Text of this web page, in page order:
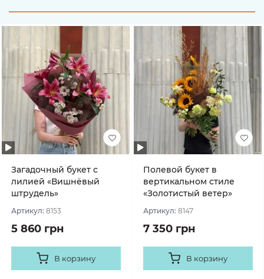
Загадочный букет с
лилией «Вишнёвый
штрудель»
Артикул: 8153
5 860 грн
В корзину
Полевой букет в
вертикальном стиле
«Золотистый ветер»
Артикул: 8147
7 350 грн
В корзину